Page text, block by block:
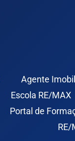
Agente
Escola RE/MAX
Portal de
RE/